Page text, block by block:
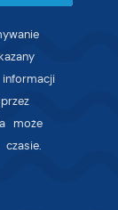
może
cookies służą
Twoich
witryny
trzecich